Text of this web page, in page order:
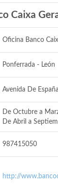
Caixa
Oficina Banco
Ponferrada - León
Avenida De
De Octubre a
De Abril a
987415050
http://